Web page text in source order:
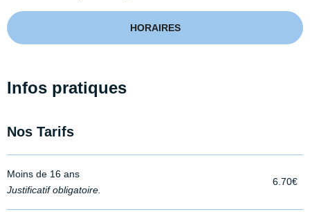
HORAIRES
Infos pratiques
Nos Tarifs
Moins de 16 ans
Justificatif obligatoire.
6.70€